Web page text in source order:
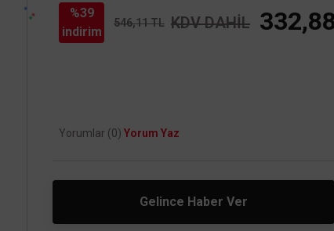
%39
indirim
546,11 TL KDV DAHİL
Yorumlar (0) Yorum Yaz
Gelince Haber Ver